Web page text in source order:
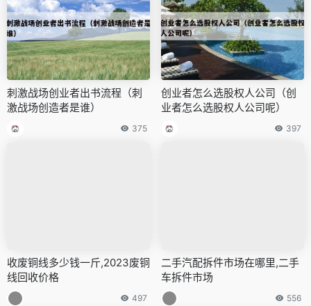
刺激战场创业者出书流程（刺
激战场创造者是谁）
375
创业者怎么选股权人公司（创
业者怎么选股权人公司呢）
397
收废铜线多少钱一斤,2023废铜
线回收价格
497
二手汽配拆件市场在哪里,二手
车拆件市场
556